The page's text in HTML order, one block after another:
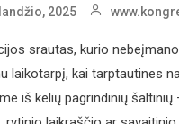
2025
srautas, kurio
laikotarpį, kai tarptautines
iš kelių pagrindinių šaltinių